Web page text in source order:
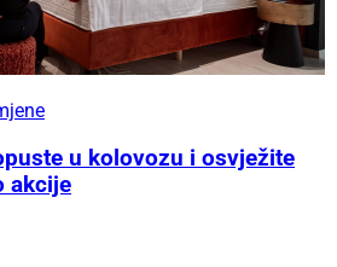
u kolovozu i osvježite
akcije